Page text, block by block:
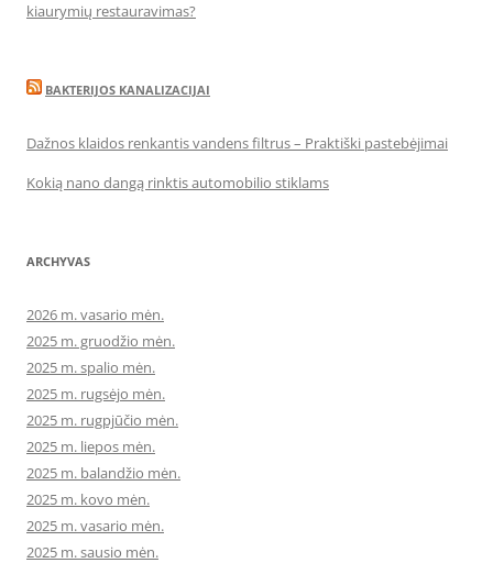
kiaurymių restauravimas?
BAKTERIJOS KANALIZACIJAI
Dažnos klaidos renkantis vandens filtrus – Praktiški pastebėjimai
Kokią nano dangą rinktis automobilio stiklams
ARCHYVAS
2026 m. vasario mėn.
2025 m. gruodžio mėn.
2025 m. spalio mėn.
2025 m. rugsėjo mėn.
2025 m. rugpjūčio mėn.
2025 m. liepos mėn.
2025 m. balandžio mėn.
2025 m. kovo mėn.
2025 m. vasario mėn.
2025 m. sausio mėn.